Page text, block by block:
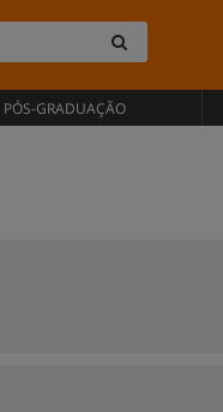
PÓS-GRADUAÇÃO